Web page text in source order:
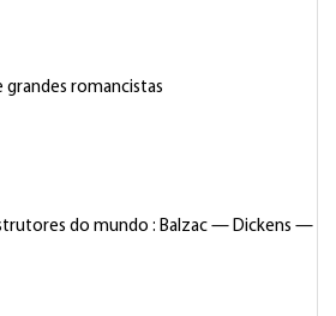
grandes romancistas
do mundo : Balzac — Dickens —